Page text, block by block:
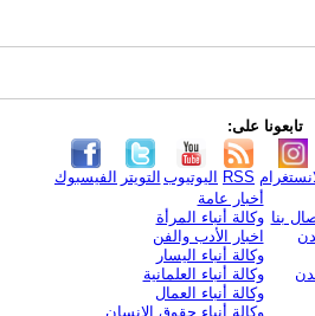
تابعونا على:
الفيسبوك التويتر اليوتيوب RSS
بنا
أخبار عامة
وكالة أنباء المرأة
اخبار الأدب والفن
وكالة أنباء اليسار
وكالة أنباء العلمانية
وكالة أنباء العمال
وكالة أنباء حقوق الإنسان